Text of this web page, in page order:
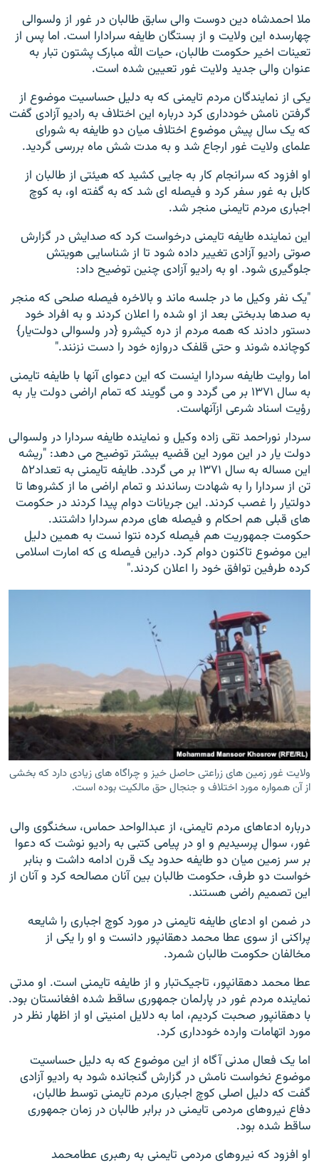
ملا احمدشاه دین دوست والی سابق طالبان در غور از ولسوالی
چهارسده این ولایت و از بستگان طایفه سرادارا است. اما پس از
تعینات اخیر حکومت طالبان، حیات الله مبارک پشتون تبار به
عنوان والی جدید ولایت غور تعیین شده است.
یکی از نمایندگان مردم تایمنی که به دلیل حساسیت موضوع از
گرفتن نامش خودداری کرد درباره این اختلاف به رادیو آزادی گفت
که یک سال پیش موضوع اختلاف میان دو طایفه به شورای
علمای ولایت غور ارجاع شد و به مدت شش ماه بررسی گردید.
او افزود که سرانجام کار به جایی کشید که هیئتی از طالبان از
کابل به غور سفر کرد و فیصله ای شد که به گفته او، به کوچ
اجباری مردم تایمنی منجر شد.
این نماینده طایفه تایمنی درخواست کرد که صدایش در گزارش
صوتی رادیو آزادی تغییر داده شود تا از شناسایی هویتش
جلوگیری شود. او به رادیو آزادی چنین توضیح داد:
"یک نفر وکیل ما در جلسه ماند و بالاخره فیصله صلحی که منجر
به صدها بدبختی بعد از او شده را اعلان کردند و به افراد خود
دستور دادند که همه مردم از دره کیشرو {در ولسوالی دولت‌یار}
کوچانده شوند و حتی قلفک دروازه خود را دست نزنند."
اما روایت طایفه سردارا اینست که این دعوای آنها با طایفه تایمنی
به سال ۱۳۷۱ بر می گردد و می گویند که تمام اراضی دولت یار به
ر‌ؤیت اسناد شرعی ازآنهاست.
سردار نوراحمد تقی زاده وکیل و نماینده طایفه سردارا در ولسوالی
دولت یار در این مورد این قضیه بیشتر توضیح می دهد: "ریشه
این مساله به سال ۱۳۷۱ بر می گردد. طایفه تایمنی به تعداد۵۲
تن از سردارا را به شهادت رساندند و تمام اراضی ما از کشروها تا
دولتیار را غصب کردند. این جریانات دوام پیدا کردند در حکومت
های قبلی هم احکام و فیصله های مردم سردارا داشتند.
حکومت جمهوریت هم فیصله کرده نتوا نست به همین دلیل
این موضوع تاکنون دوام کرد. دراین فیصله ی که امارت اسلامی
کرده طرفین توافق خود را اعلان کردند."
ولایت غور زمین های زراعتی حاصل خیز و چراگاه های زیادی دارد که بخشی
از آن همواره مورد اختلاف و جنجال حق مالکیت بوده است.
درباره ادعاهای مردم تایمنی، از عبدالواحد حماس، سخنگوی والی
غور، سوال پرسیدیم و او در پیامی کتبی به رادیو نوشت که دعوا
بر سر زمین میان دو طایفه حدود یک قرن ادامه داشت و بنابر
خواست دو طرف، حکومت طالبان بین آنان مصالحه کرد و آنان از
این تصمیم راضی هستند.
در ضمن او ادعای طایفه تایمنی در مورد کوچ اجباری را شایعه
پراکنی از سوی عطا محمد دهقانپور دانست و او را یکی از
مخالفان حکومت طالبان شمرد.
عطا محمد دهقانپور، تاجیک‌تبار و از طایفه تایمنی است. او مدتی
نماینده مردم غور در پارلمان جمهوری ساقط شده افغانستان بود.
با دهقانپور صحبت کردیم، اما به دلایل امنیتی او از اظهار نظر در
مورد اتهامات وارده خودداری کرد.
اما یک فعال مدنی آگاه از این موضوع که به دلیل حساسیت
موضوع نخواست نامش در گزارش گنجانده شود به رادیو آزادی
گفت که دلیل اصلی کوچ اجباری مردم تایمنی توسط طالبان،
دفاع نیروهای مردمی تایمنی در برابر طالبان در زمان جمهوری
ساقط شده بود.
او افزود که نیروهای مردمی تایمنی به رهبری عطامحمد